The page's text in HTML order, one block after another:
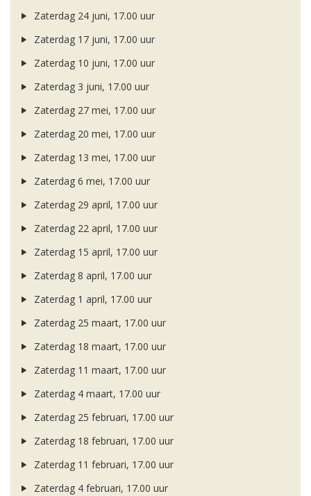
Zaterdag 24 juni, 17.00 uur
Zaterdag 17 juni, 17.00 uur
Zaterdag 10 juni, 17.00 uur
Zaterdag 3 juni, 17.00 uur
Zaterdag 27 mei, 17.00 uur
Zaterdag 20 mei, 17.00 uur
Zaterdag 13 mei, 17.00 uur
Zaterdag 6 mei, 17.00 uur
Zaterdag 29 april, 17.00 uur
Zaterdag 22 april, 17.00 uur
Zaterdag 15 april, 17.00 uur
Zaterdag 8 april, 17.00 uur
Zaterdag 1 april, 17.00 uur
Zaterdag 25 maart, 17.00 uur
Zaterdag 18 maart, 17.00 uur
Zaterdag 11 maart, 17.00 uur
Zaterdag 4 maart, 17.00 uur
Zaterdag 25 februari, 17.00 uur
Zaterdag 18 februari, 17.00 uur
Zaterdag 11 februari, 17.00 uur
Zaterdag 4 februari, 17.00 uur